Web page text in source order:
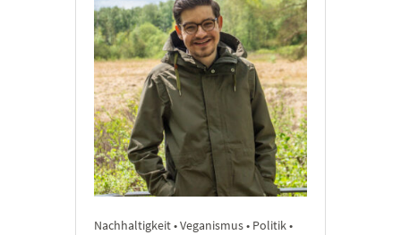
Nachhaltigkeit • Veganismus • Politik •